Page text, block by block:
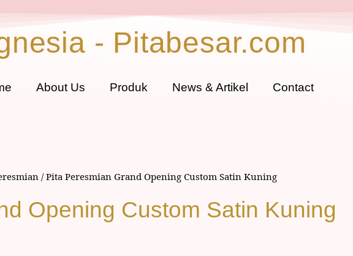
- Pitabesar.com
About Us Produk News & Artikel Contact
/ Pita Peresmian Grand Opening Custom Satin Kuning
Opening Custom Satin Kuning